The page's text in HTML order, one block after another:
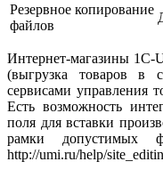
Резервное копирование
файлов
Интернет-магазины
(выгрузка товаров в
сервисами управления
Есть возможность
поля для вставки
рамки допустимых
http://umi.ru/help/